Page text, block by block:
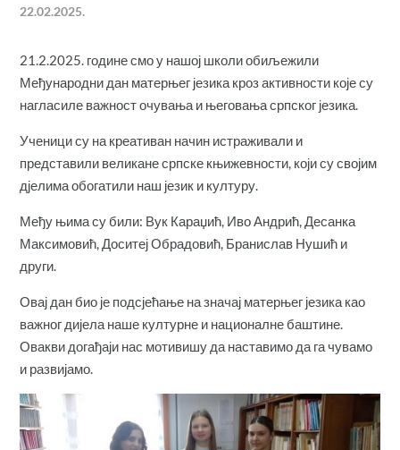
22.02.2025.
21.2.2025. године смо у нашој школи обиљежили
Међународни дан матерњег језика кроз активности које су
нагласиле важност очувања и његовања српског језика.
Ученици су на креативан начин истраживали и
представили великане српске књижевности, који су својим
дјелима обогатили наш језик и културу.
Међу њима су били: Вук Караџић, Иво Андрић, Десанка
Максимовић, Доситеј Обрадовић, Бранислав Нушић и
други.
Овај дан био је подсјећање на значај матерњег језика као
важног дијела наше културне и националне баштине.
Овакви догађаји нас мотивишу да наставимо да га чувамо
и развијамо.